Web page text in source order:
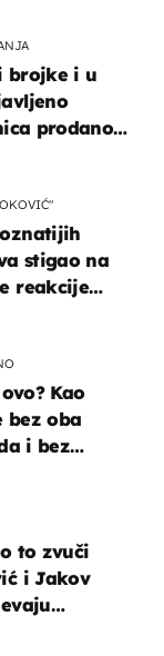
brojke i u
prodano
stigao na
reakcije
Kao
bez oba
i bez
to zvuči
i Jakov